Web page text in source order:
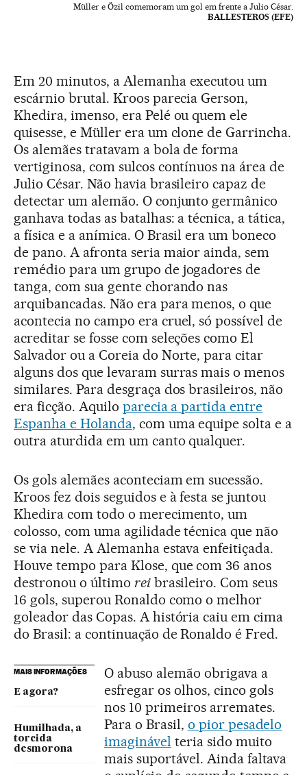
Müller e Özil comemoram um gol em frente a Julio César.
BALLESTEROS (EFE)
Em 20 minutos, a Alemanha executou um
escárnio brutal. Kroos parecia Gerson,
Khedira, imenso, era Pelé ou quem ele
quisesse, e Müller era um clone de Garrincha.
Os alemães tratavam a bola de forma
vertiginosa, com sulcos contínuos na área de
Julio César. Não havia brasileiro capaz de
detectar um alemão. O conjunto germânico
ganhava todas as batalhas: a técnica, a tática,
a física e a anímica. O Brasil era um boneco
de pano. A afronta seria maior ainda, sem
remédio para um grupo de jogadores de
tanga, com sua gente chorando nas
arquibancadas. Não era para menos, o que
acontecia no campo era cruel, só possível de
acreditar se fosse com seleções como El
Salvador ou a Coreia do Norte, para citar
alguns dos que levaram surras mais o menos
similares. Para desgraça dos brasileiros, não
era ficção. Aquilo parecia a partida entre
Espanha e Holanda, com uma equipe solta e a
outra aturdida em um canto qualquer.
Os gols alemães aconteciam em sucessão.
Kroos fez dois seguidos e à festa se juntou
Khedira com todo o merecimento, um
colosso, com uma agilidade técnica que não
se via nele. A Alemanha estava enfeitiçada.
Houve tempo para Klose, que com 36 anos
destronou o último reibrasileiro. Com seus
16 gols, superou Ronaldo como o melhor
goleador das Copas. A história caiu em cima
do Brasil: a continuação de Ronaldo é Fred.
MAIS INFORMAÇÕES
E agora?
Humilhada, a
torcida
desmorona
O abuso alemão obrigava a
esfregar os olhos, cinco gols
nos 10 primeiros arremates.
Para o Brasil, o pior pesadelo
imaginável teria sido muito
mais suportável. Ainda faltava